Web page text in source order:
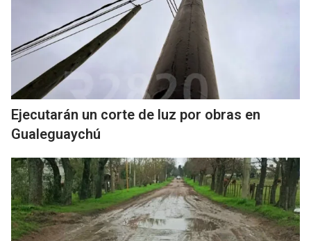
Ejecutarán un corte de luz por obras en
Gualeguaychú